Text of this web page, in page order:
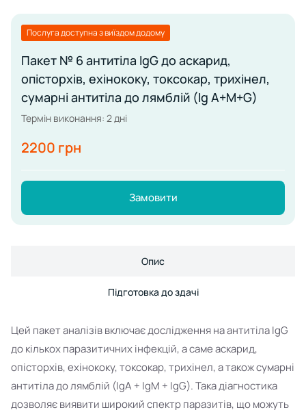
Послуга доступна з виїздом додому
Пакет № 6 антитіла IgG до аскарид,
опісторхів, ехінококу, токсокар, трихінел,
сумарні антитіла до лямблій (Ig А+М+G)
Термін виконання: 2 дні
2200 грн
Замовити
Опис
Підготовка до здачі
Цей пакет аналізів включає дослідження на антитіла IgG
до кількох паразитичних інфекцій, а саме аскарид,
опісторхів, ехінококу, токсокар, трихінел, а також сумарні
антитіла до лямблій (IgA + IgM + IgG). Така діагностика
дозволяє виявити широкий спектр паразитів, що можуть